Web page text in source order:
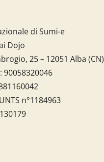
di Sumi-e
Dojo
25 – 12051 Alba (CN)
90058320046
n°1184963